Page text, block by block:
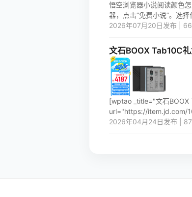
悟空浏览器小说阅读颜色怎么
器，点击“免费小说”。选
2026年07月20日发布 |
文石BOOX Tab10C
[wptao _title="文石BOOX
url="https://item.jd.com/
2026年04月24日发布 |